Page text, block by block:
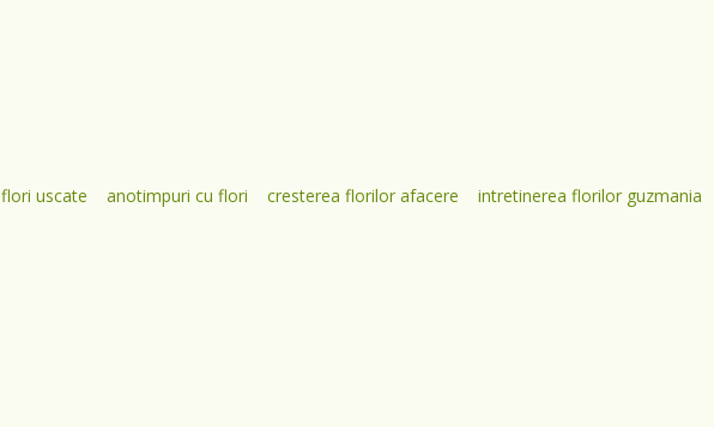
flori uscate anotimpuri cu flori cresterea florilor afacere
intretinerea florilor guzmania